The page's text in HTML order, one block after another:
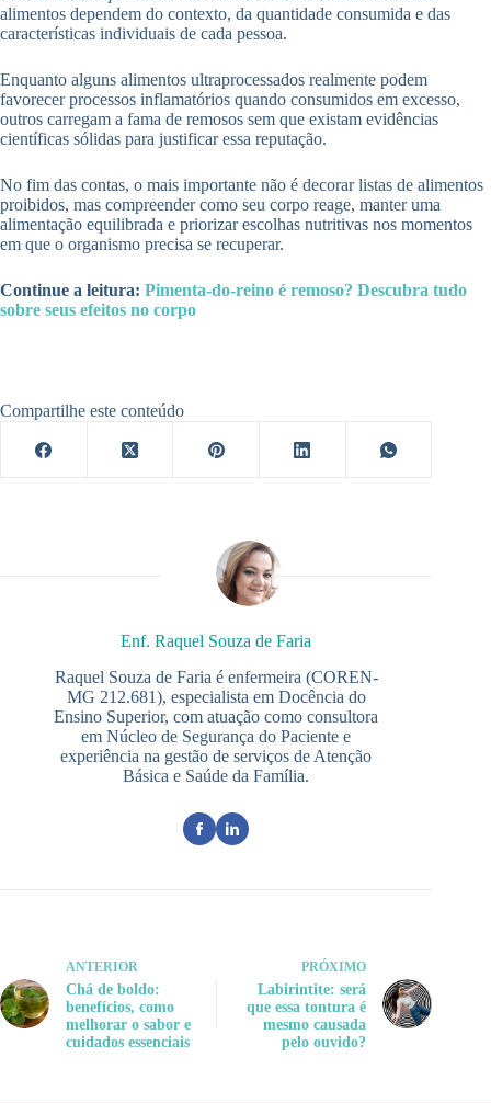
alimentos dependem do contexto, da quantidade consumida e das
características individuais de cada pessoa.
Enquanto alguns alimentos ultraprocessados realmente podem
favorecer processos inflamatórios quando consumidos em excesso,
outros carregam a fama de remosos sem que existam evidências
científicas sólidas para justificar essa reputação.
No fim das contas, o mais importante não é decorar listas de alimentos
proibidos, mas compreender como seu corpo reage, manter uma
alimentação equilibrada e priorizar escolhas nutritivas nos momentos
em que o organismo precisa se recuperar.
Continue a leitura: Pimenta-do-reino é remoso? Descubra tudo
sobre seus efeitos no corpo
Compartilhe este conteúdo
Enf. Raquel Souza de Faria
Raquel Souza de Faria é enfermeira (COREN-
MG 212.681), especialista em Docência do
Ensino Superior, com atuação como consultora
em Núcleo de Segurança do Paciente e
experiência na gestão de serviços de Atenção
Básica e Saúde da Família.
ANTERIOR
Chá de boldo:
benefícios, como
melhorar o sabor e
cuidados essenciais
PRÓXIMO
Labirintite: será
que essa tontura é
mesmo causada
pelo ouvido?